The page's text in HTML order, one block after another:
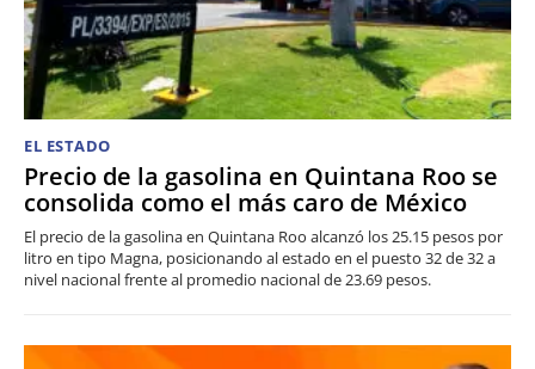
EL ESTADO
Precio de la gasolina en Quintana Roo se
consolida como el más caro de México
El precio de la gasolina en Quintana Roo alcanzó los 25.15 pesos por
litro en tipo Magna, posicionando al estado en el puesto 32 de 32 a
nivel nacional frente al promedio nacional de 23.69 pesos.